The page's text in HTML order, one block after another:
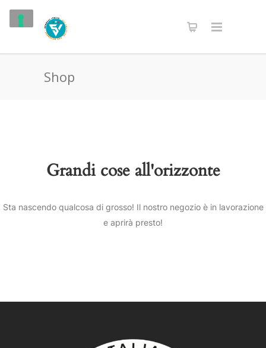
Shop
Grandi cose all'orizzonte
Sta nascendo qualcosa di grosso! Il nostro negozio è in lavorazione
e aprirà presto!